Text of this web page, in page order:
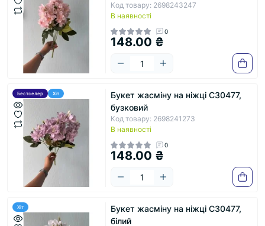
Код товару: 2698243247
В наявності
0
148.00 ₴
Бестселер Хіт
Букет жасміну на ніжці С30477,
бузковий
Код товару: 2698241273
В наявності
0
148.00 ₴
Хіт
Букет жасміну на ніжці С30477,
білий